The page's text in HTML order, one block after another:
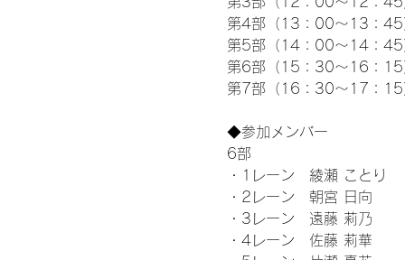
第4部（13：00～13：45
第5部（14：00～14：45
第6部（15：30～16：15
第7部（16：30～17：15
◆参加メンバー
6部
・1レーン　綾瀬 ことり
・2レーン　朝宮 日向
・3レーン　遠藤 莉乃
・4レーン　佐藤 莉華